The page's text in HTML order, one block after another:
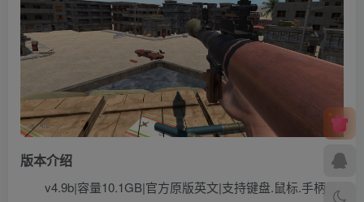
版本介绍
v4.9b|容量10.1GB|官方原版英文|支持键盘.鼠标.手柄